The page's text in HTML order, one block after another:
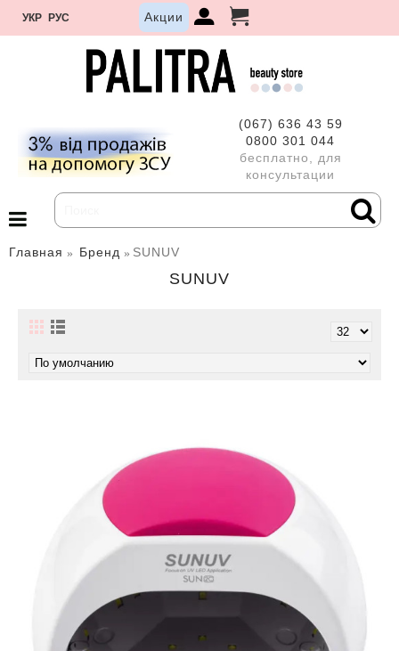
УКР РУС Акции
(067) 636 43 59
0800 301 044
бесплатно, для
консультации
Главная Бренд SUNUV
SUNUV